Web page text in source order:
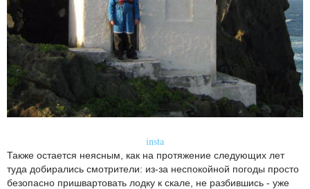
insta
Также остается неясным, как на протяжение следующих лет
туда добирались смотрители: из-за неспокойной погоды просто
безопасно пришвартовать лодку к скале, не разбившись - уже